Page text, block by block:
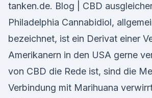
tanken.de. Blog | CBD
Philadelphia Cannabidiol,
bezeichnet, ist ein Derivat einer
Amerikanern in den USA gerne
von CBD die Rede ist, sind die
Verbindung mit Marihuana